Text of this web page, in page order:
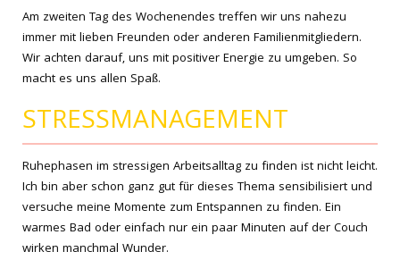
Am zweiten Tag des Wochenendes treffen wir uns nahezu
immer mit lieben Freunden oder anderen Familienmitgliedern.
Wir achten darauf, uns mit positiver Energie zu umgeben. So
macht es uns allen Spaß.
STRESSMANAGEMENT
Ruhephasen im stressigen Arbeitsalltag zu finden ist nicht leicht.
Ich bin aber schon ganz gut für dieses Thema sensibilisiert und
versuche meine Momente zum Entspannen zu finden. Ein
warmes Bad oder einfach nur ein paar Minuten auf der Couch
wirken manchmal Wunder.